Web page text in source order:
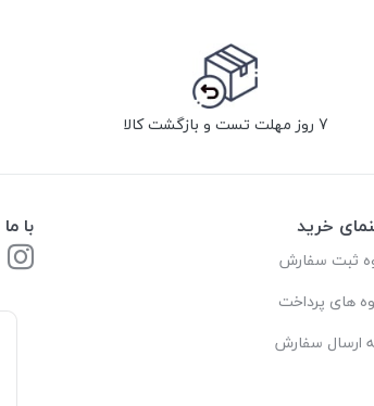
7 روز مهلت تست و بازگشت کالا
خرید
ثبت سفارش
های پرداخت
ارسال سفارش
با